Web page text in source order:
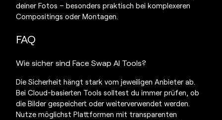
deiner Fotos – besonders praktisch bei komplexeren
Compositings oder Montagen.
FAQ
Wie sicher sindFace Swap AI Tools?
Die Sicherheit hängt stark vom jeweiligen Anbieter ab.
Bei Cloud-basierten Tools solltest du immer prüfen, ob
die Bilder gespeichert oder weiterverwendet werden.
Nutze möglichst Plattformen mit transparenten